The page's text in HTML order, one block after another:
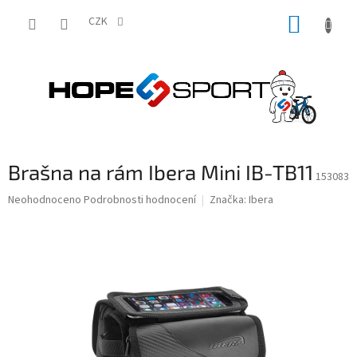
CZK
Brašna na rám Ibera Mini IB-TB11 153083
Průměrné
Neohodnoceno Podrobnosti hodnocení Značka: Ibera